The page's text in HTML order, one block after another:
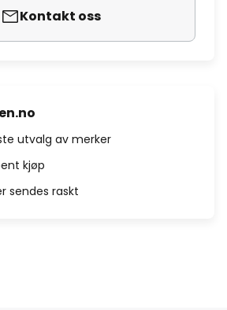
Kontakt oss
utvalg av merker
kjøp
sendes raskt